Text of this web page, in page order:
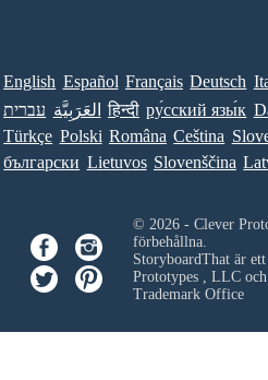
English Español Français Deutsch
עברית العَرَبِيَّة हिन्दी ру́сский язы́к
Türkçe Polski Româna Ceština
български Lietuvos Slovenščina
© 2026 - Clever
förbehållna.
StoryboardThat är
Prototypes , LLCoch
Trademark Office